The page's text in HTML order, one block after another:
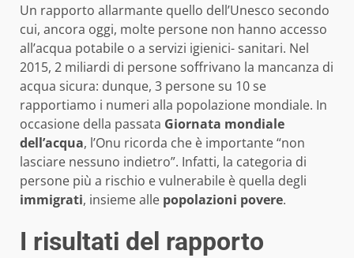
Un rapporto allarmante quello dell’Unesco secondo
cui, ancora oggi, molte persone non hanno accesso
all’acqua potabile o a servizi igienici- sanitari. Nel
2015, 2 miliardi di persone soffrivano la mancanza di
acqua sicura: dunque, 3 persone su 10 se
rapportiamo i numeri alla popolazione mondiale. In
occasione della passata Giornata mondiale
dell’acqua, l’Onu ricorda che è importante “non
lasciare nessuno indietro”. Infatti, la categoria di
persone più a rischio e vulnerabile è quella degli
immigrati, insieme alle popolazioni povere.
I risultati del rapporto